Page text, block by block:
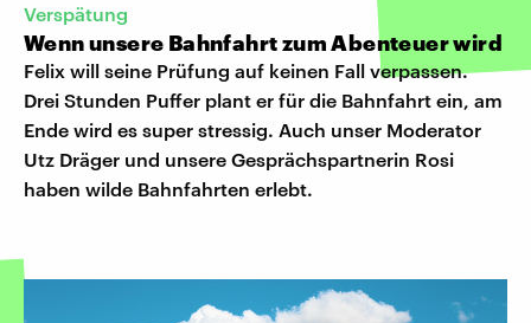
Verspätung
Wenn unsere Bahnfahrt zum Abenteuer wird
Felix will seine Prüfung auf keinen Fall verpassen.
Drei Stunden Puffer plant er für die Bahnfahrt ein, am
Ende wird es super stressig. Auch unser Moderator
Utz Dräger und unsere Gesprächspartnerin Rosi
haben wilde Bahnfahrten erlebt.